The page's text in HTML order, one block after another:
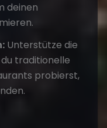
deinen
Unterstütze die
traditionelle
probierst,